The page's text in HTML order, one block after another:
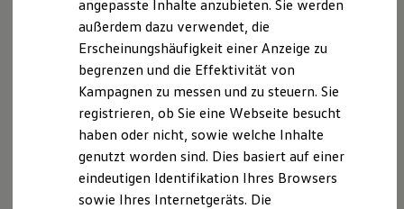
Die ID. Software 6
ID. Software Versionen und Updates
Digitale Extras
Schnittstellen zu Ihrem ID.
Hybridautos
Marke und Erlebnis
Volkswagen R und R Experience
R-Modelle
R Experience
Driving Experience
Volkswagen entdecken
Werkbesichtigung
Internet Vertriebsteam
+49 5971 7913 4137
angepasste Inhalte anzubieten. Sie werden
außerdem dazu verwendet, die
Erscheinungshäufigkeit einer Anzeige zu
begrenzen und die Effektivität von
Kampagnen zu messen und zu steuern. Sie
registrieren, ob Sie eine Webseite besucht
haben oder nicht, sowie welche Inhalte
genutzt worden sind. Dies basiert auf einer
eindeutigen Identifikation Ihres Browsers
sowie Ihres Internetgeräts. Die